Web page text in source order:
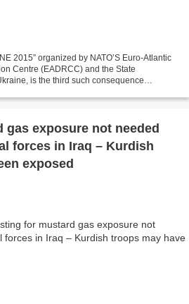
2015” organized by NATO’S Euro-Atlantic
Centre (EADRCC) and the State
is the third such consequence
gas exposure not needed
forces in Iraq – Kurdish
exposed